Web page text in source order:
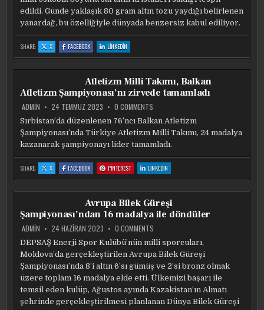
edildi. Günde yaklaşık 80 gram altın tozu yaydığı belirlenen
yanardağ, bu özelliğiyle dünyada benzersiz kabul ediliyor.
SHARE: X:
ANTARKTIKA’DAKI
EREBUS
GÖKYÜZÜNE
PÜSKÜRTÜYOR
FACEBOOK:
ANTARKTIKA’DAKI
EREBUS
GÖKYÜZÜNE
PÜSKÜRTÜYOR
LINKEDIN
ANTARKTIKA’DAKI
EREBUS
GÖKYÜZÜNE
PÜSKÜRTÜYOR
Atletizm Milli Takımı, Balkan
Atletizm Şampiyonası’nı zirvede tamamladı
ADMIN 24 TEMMUZ 2023 0 COMMENTS
MILLI
TAKIMI,
BALKAN
ATLETIZM
ŞAMPIYONASI’NI
ZIRVEDE
TAMAMLADI
Sırbistan’da düzenlenen 76’ncı Balkan Atletizm
Şampiyonası’nda Türkiye Atletizm Milli Takımı, 24 madalya
kazanarak şampiyonayı lider tamamladı.
SHARE: X:
ATLETIZM
MILLI
BALKAN
ŞAMPIYONASI’NI
TAMAMLADI
FACEBOOK:
ATLETIZM
MILLI
BALKAN
ŞAMPIYONASI’NI
ZIRVEDE
TAMAMLADI
PINTEREST:
ATLETIZM
MILLI
BALKAN
ŞAMPIYONASI’NI
ZIRVEDE
TAMAMLADI
LINKEDIN
ATLETIZM
MILLI
BALKAN
ŞAMPIYONASI’NI
ZIRVEDE
TAMAMLADI
Avrupa Bilek Güreşi
Şampiyonası’ndan 16 madalya ile döndüler
ADMIN 24 HAZIRAN 2023 0 COMMENTS
BILEK
GÜREŞI
ŞAMPIYONASI’NDAN
16
MADALYA
ILE
DÖNDÜLER
DEPSAŞ Enerji Spor Kulübü’nün milli sporcuları,
Moldova’da gerçekleştirilen Avrupa Bilek Güreşi
Şampiyonası’nda 8’i altın 6’sı gümüş ve 2’si bronz olmak
üzere toplam 16 madalya elde etti. Ülkemizi başarı ile
temsil eden kulüp, Ağustos ayında Kazakistan’ın Almatı
şehrinde gerçekleştirilmesi planlanan Dünya Bilek Güreşi